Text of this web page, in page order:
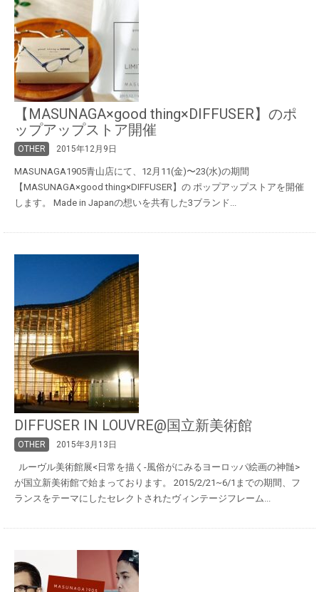
【MASUNAGA×good thing×DIFFUSER】のポ
ップアップストア開催
OTHER 2015年12月9日
MASUNAGA1905青山店にて、12月11(金)〜23(水)の期間
【MASUNAGA×good thing×DIFFUSER】の ポップアップストアを開催
します。 Made in Japanの想いを共有した3ブランド...
DIFFUSER IN LOUVRE@国立新美術館
OTHER 2015年3月13日
ルーヴル美術館展<日常を描く-風俗がにみるヨーロッパ絵画の神髄>
が国立新美術館で始まっております。 2015/2/21~6/1までの期間、フ
ランスをテーマにしたセレクトされたヴィンテージフレーム...